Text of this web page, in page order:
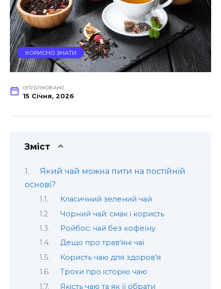
КОРИСНО ЗНАТИ
ОПУБЛІКОВАНО
15 Січня, 2026
Зміст
Який чай можна пити на постійній
основі?
Класичний зелений чай
Чорний чай: смак і користь
Ройбос: чай без кофеїну
Дещо про трав’яні чаї
Користь чаю для здоров’я
Трохи про історію чаю
Якість чаю та як її обрати